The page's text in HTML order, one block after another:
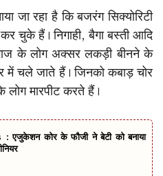
जा रहा है कि बजरंग सिक्योरिटी
चुके हैं। निगाही, बैगा बस्ती आदि
के लोग अक्सर लकड़ी बीनने के
में चले जाते हैं। जिनको कबाड़ चोर
लोग मारपीट करते हैं।
कोर के फौजी ने बेटी को बनाया